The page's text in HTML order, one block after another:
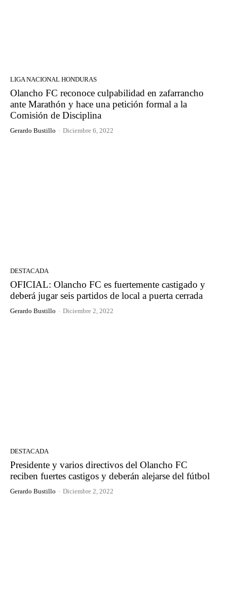
LIGA NACIONAL HONDURAS
Olancho FC reconoce culpabilidad en zafarrancho
ante Marathón y hace una petición formal a la
Comisión de Disciplina
Gerardo Bustillo - Diciembre 6, 2022
DESTACADA
OFICIAL: Olancho FC es fuertemente castigado y
deberá jugar seis partidos de local a puerta cerrada
Gerardo Bustillo - Diciembre 2, 2022
DESTACADA
Presidente y varios directivos del Olancho FC
reciben fuertes castigos y deberán alejarse del fútbol
Gerardo Bustillo - Diciembre 2, 2022